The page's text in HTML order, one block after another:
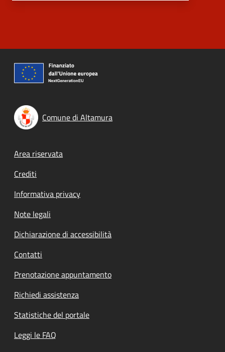
Comune di Altamura
Footer menu
Area riservata
Crediti
Informativa privacy
Note legali
Dichiarazione di accessibilità
Contatti
Prenotazione appuntamento
Richiedi assistenza
Statistiche del portale
Leggi le FAQ